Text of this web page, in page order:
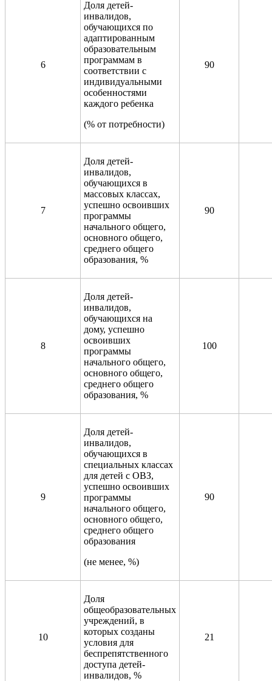
6
Доля детей-
инвалидов,
обучающихся по
адаптированным
образовательным
программам в
соответствии с
индивидуальными
особенностями
каждого ребенка
(% от потребности)
90
7
Доля детей-
инвалидов,
обучающихся в
массовых классах,
успешно освоивших
программы
начального общего,
основного общего,
среднего общего
образования, %
90
8
Доля детей-
инвалидов,
обучающихся на
дому, успешно
освоивших
программы
начального общего,
основного общего,
среднего общего
образования, %
100
9
Доля детей-
инвалидов,
обучающихся в
специальных классах
для детей с ОВЗ,
успешно освоивших
программы
начального общего,
основного общего,
среднего общего
образования
(не менее, %)
90
10
Доля
общеобразовательных
учреждений, в
которых созданы
условия для
беспрепятственного
доступа детей-
инвалидов, %
21